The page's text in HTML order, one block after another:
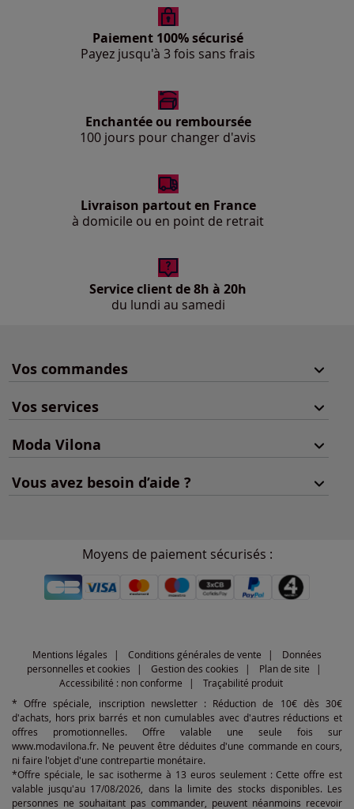
Paiement 100% sécurisé
Payez jusqu'à 3 fois sans frais
Enchantée ou remboursée
100 jours pour changer d'avis
Livraison partout en France
à domicile ou en point de retrait
Service client de 8h à 20h
du lundi au samedi
Vos commandes
Vos services
Moda Vilona
Vous avez besoin d’aide ?
Moyens de paiement sécurisés :
Mentions légales Conditions générales de vente
Données
personnelles et cookies
Gestion des cookies
Plan de site
Accessibilité : non conforme
Traçabilité produit
* Offre spéciale, inscription newsletter : Réduction de 10€ dès 30€
d'achats, hors prix barrés et non cumulables avec d'autres réductions et
offres promotionnelles. Offre valable une seule fois sur
www.modavilona.fr. Ne peuvent être déduites d'une commande en cours,
ni faire l'objet d'une contrepartie monétaire.
*Offre spéciale, le sac isotherme à 13 euros seulement : Cette offre est
valable jusqu'au 17/08/2026, dans la limite des stocks disponibles. Les
personnes ne souhaitant pas commander, peuvent néanmoins recevoir